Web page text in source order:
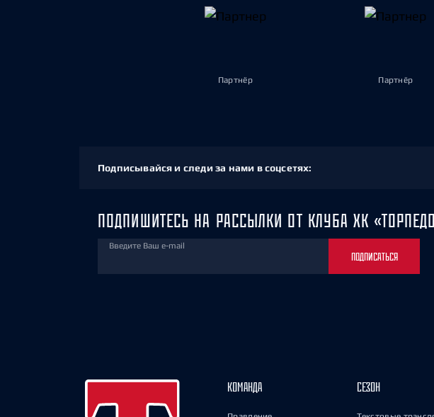
Партнёр Партнёр
Подписывайся и следи за нами в соцсетях:
ПОДПИШИТЕСЬ НА РАССЫЛКИ ОТ КЛУБА ХК
Введите Ваш e-mail
ПОДПИСАТЬСЯ
КОМАНДА СЕЗОН